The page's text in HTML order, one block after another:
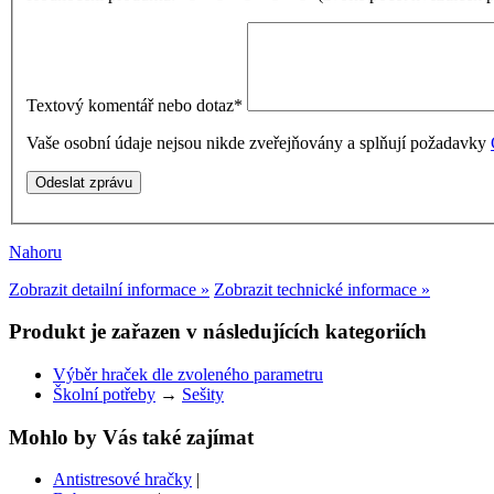
Textový komentář nebo dotaz*
Vaše osobní údaje nejsou nikde zveřejňovány a splňují požadavky
Nahoru
Zobrazit detailní informace » Zobrazit technické informace »
Produkt je zařazen v následujících kategoriích
Výběr hraček dle zvoleného parametru
Školní potřeby → Sešity
Mohlo by Vás také zajímat
Antistresové hračky |